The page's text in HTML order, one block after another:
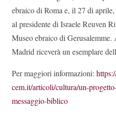
ebraico di Roma e, il 27 di
al presidente di Israele Reuven
Museo ebraico di
Madrid riceverà un esemplare
Per maggiori informazioni:
cem.it/articoli/cultura/un-
messaggio-biblico